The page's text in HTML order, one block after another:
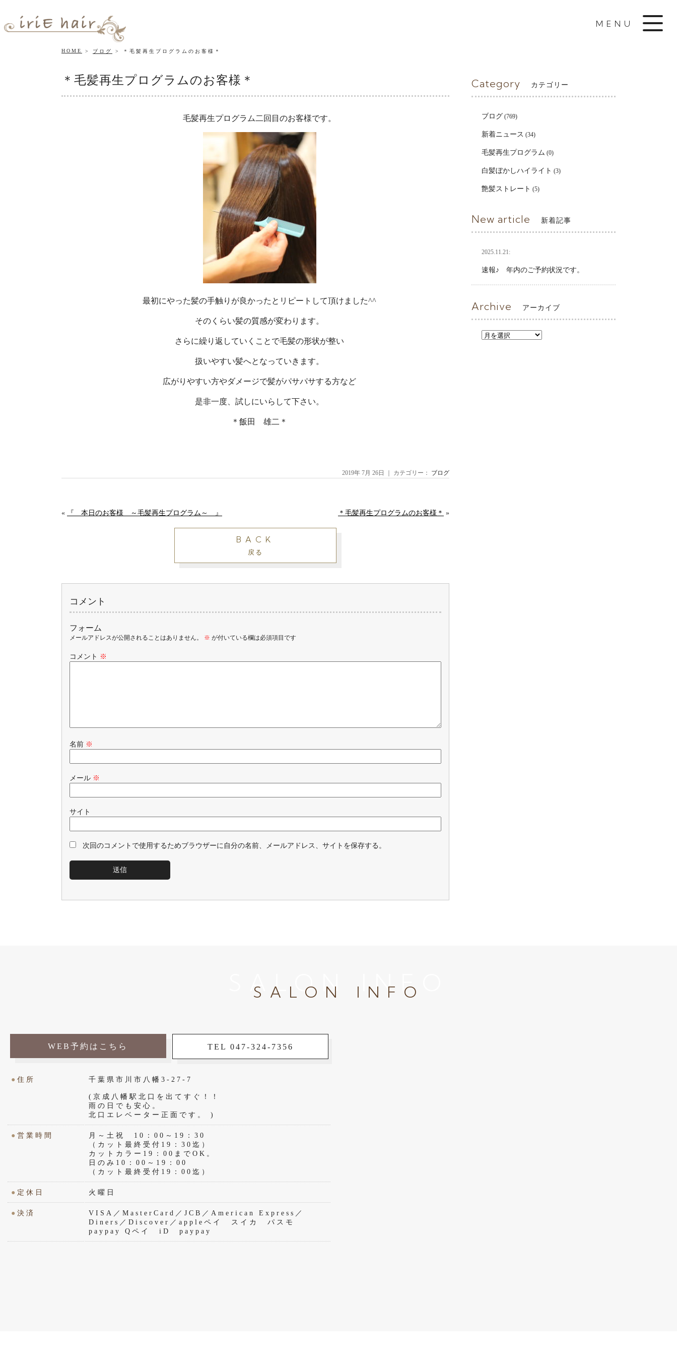
MENU
HOME ブログ ＊毛髪再生プログラムのお客様＊
＊毛髪再生プログラムのお客様＊
毛髪再生プログラム二回目のお客様です。
最初にやった髪の手触りが良かったとリピートして頂けました^^
そのくらい髪の質感が変わります。
さらに繰り返していくことで毛髪の形状が整い
扱いやすい髪へとなっていきます。
広がりやすい方やダメージで髪がパサパサする方など
是非一度、試しにいらして下さい。
＊飯田 雄二＊
2019年 7月 26日 ｜ カテゴリー： ブログ
« 『 本日のお客様 ～毛髪再生プログラム～ 』 ＊毛髪再生プログラムのお客様＊ »
BACK
戻る
コメント
フォーム
メールアドレスが公開されることはありません。 ※ が付いている欄は必須項目です
コメント ※
名前 ※
メール ※
サイト
次回のコメントで使用するためブラウザーに自分の名前、メールアドレス、サイトを保存する。
Category カテゴリー
ブログ (769)
新着ニュース (34)
毛髪再生プログラム (0)
白髪ぼかしハイライト (3)
艶髪ストレート (5)
New article 新着記事
2025.11.21:
速報♪ 年内のご予約状況です。
Archive アーカイブ
SALON INFO
SALON INFO
WEB予約はこちら TEL 047-324-7356
● 住所 千葉県市川市八幡3-27-7
(京成八幡駅北口を出てすぐ！！
雨の日でも安心。
北口エレベーター正面です。 )
● 営業時間
月～土祝 10：00～19：30
（カット最終受付19：30迄）
カットカラー19：00までOK。
日のみ10：00～19：00
（カット最終受付19：00迄）
● 定休日 火曜日
● 決済
VISA／MasterCard／JCB／American Express／
Diners／Discover／appleペイ スイカ パスモ
paypay Qペイ iD paypay